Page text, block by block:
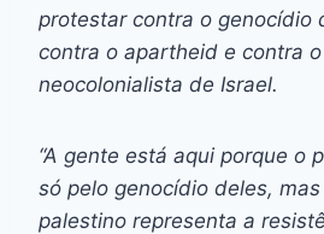
protestar contra o genocídio
contra o apartheid e contra
neocolonialista de Israel.
“A gente está aqui porque o
só pelo genocídio deles,
palestino representa a